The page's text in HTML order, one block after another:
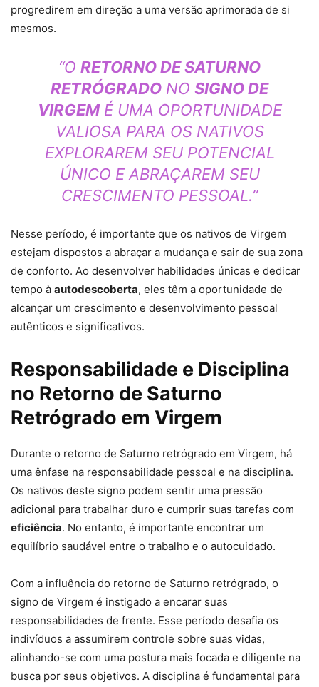
progredirem em direção a uma versão aprimorada de si
mesmos.
“O RETORNO DE SATURNO
RETRÓGRADO NO SIGNO DE
VIRGEMÉ UMA OPORTUNIDADE
VALIOSA PARA OS NATIVOS
EXPLORAREM SEU POTENCIAL
ÚNICO E ABRAÇAREM SEU
CRESCIMENTO PESSOAL.”
Nesse período, é importante que os nativos de Virgem
estejam dispostos a abraçar a mudança e sair de sua zona
de conforto. Ao desenvolver habilidades únicas e dedicar
tempo à autodescoberta, eles têm a oportunidade de
alcançar um crescimento e desenvolvimento pessoal
autênticos e significativos.
Responsabilidade e Disciplina
no Retorno de Saturno
Retrógrado em Virgem
Durante o retorno de Saturno retrógrado em Virgem, há
uma ênfase na responsabilidade pessoal e na disciplina.
Os nativos deste signo podem sentir uma pressão
adicional para trabalhar duro e cumprir suas tarefas com
eficiência. No entanto, é importante encontrar um
equilíbrio saudável entre o trabalho e o autocuidado.
Com a influência do retorno de Saturno retrógrado, o
signo de Virgem é instigado a encarar suas
responsabilidades de frente. Esse período desafia os
indivíduos a assumirem controle sobre suas vidas,
alinhando-se com uma postura mais focada e diligente na
busca por seus objetivos. A disciplina é fundamental para